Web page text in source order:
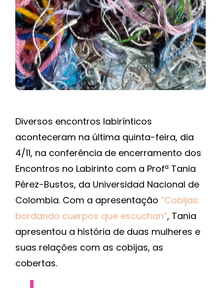
Diversos encontros labirínticos
aconteceram na última quinta-feira, dia
4/11, na conferência de encerramento dos
Encontros no Labirinto com a Profª Tania
Pérez-Bustos, da Universidad Nacional de
Colombia. Com a apresentação “Cobijas:
bordando cuerpos que escuchan”, Tania
apresentou a história de duas mulheres e
suas relações com as cobijas, as
cobertas.